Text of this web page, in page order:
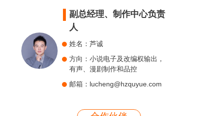
副总经理、制作中心负责
人
姓名：芦诚
方向：小说电子及改编权输出，
有声、漫剧制作和品控
邮箱：lucheng@hzquyue.com